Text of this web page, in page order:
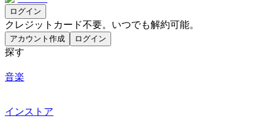
ログイン
クレジットカード不要。いつでも解約可能。
アカウント作成 ログイン
探す
音楽
インストア